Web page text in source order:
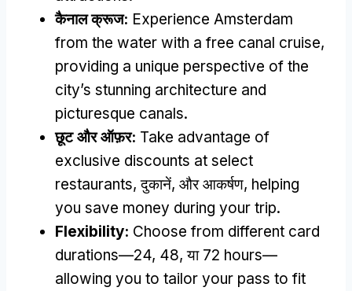
कैनाल क्रूज: Experience Amsterdam
from the water with a free canal cruise,
providing a unique perspective of the
city’s stunning architecture and
picturesque canals.
छूट और ऑफ़र: Take advantage of
exclusive discounts at select
restaurants, दुकानें, और आकर्षण, helping
you save money during your trip.
Flexibility: Choose from different card
durations—24, 48, या 72 hours—
allowing you to tailor your pass to fit